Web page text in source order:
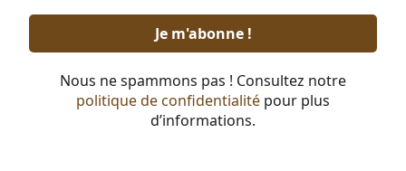
Nous ne spammons pas ! Consultez notre
politique de confidentialité pour plus
d’informations.